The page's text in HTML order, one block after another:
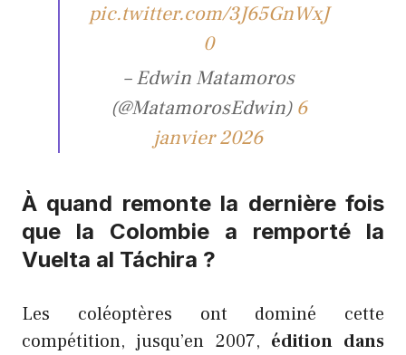
pic.twitter.com/3J65GnWxJ
0
– Edwin Matamoros
(@MatamorosEdwin) 6
janvier 2026
À quand remonte la dernière fois
que la Colombie a remporté la
Vuelta al Táchira ?
Les coléoptères ont dominé cette
compétition, jusqu’en 2007, édition dans